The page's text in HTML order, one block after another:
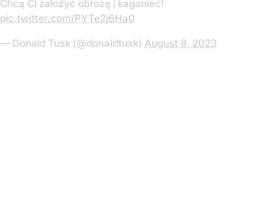
Chcą Ci założyć obrożę i kaganiec!
pic.twitter.com/PYTe2j6Ha0
— Donald Tusk (@donaldtusk) August 8, 2023